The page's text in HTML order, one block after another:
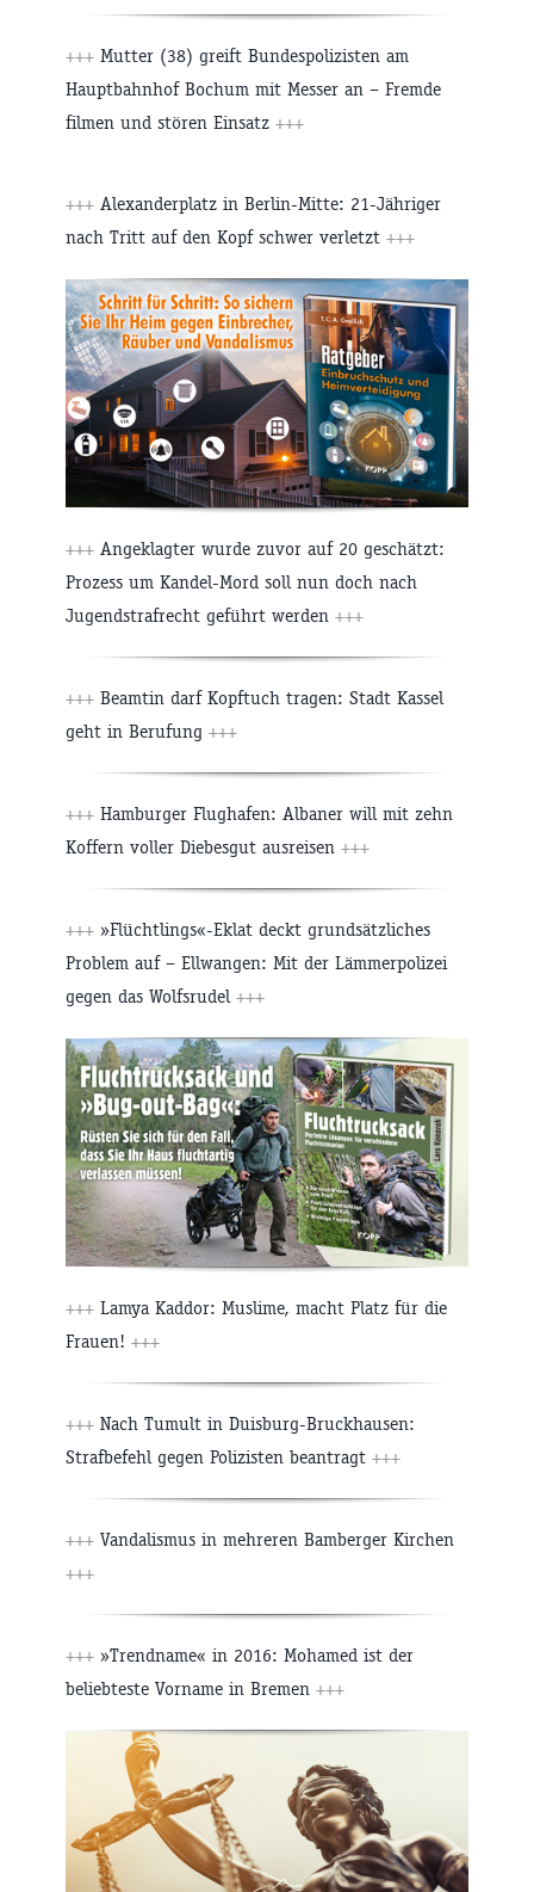
+++ Mutter (38) greift Bundespolizisten am
Hauptbahnhof Bochum mit Messer an – Fremde
filmen und stören Einsatz +++
+++ Alexanderplatz in Berlin-Mitte: 21-Jähriger
nach Tritt auf den Kopf schwer verletzt +++
+++ Angeklagter wurde zuvor auf 20 geschätzt:
Prozess um Kandel-Mord soll nun doch nach
Jugendstrafrecht geführt werden +++
+++ Beamtin darf Kopftuch tragen: Stadt Kassel
geht in Berufung +++
+++ Hamburger Flughafen: Albaner will mit zehn
Koffern voller Diebesgut ausreisen +++
+++ »Flüchtlings«-Eklat deckt grundsätzliches
Problem auf – Ellwangen: Mit der Lämmerpolizei
gegen das Wolfsrudel +++
+++ Lamya Kaddor: Muslime, macht Platz für die
Frauen! +++
+++ Nach Tumult in Duisburg-Bruckhausen:
Strafbefehl gegen Polizisten beantragt +++
+++ Vandalismus in mehreren Bamberger Kirchen
+++
+++ »Trendname« in 2016: Mohamed ist der
beliebteste Vorname in Bremen +++